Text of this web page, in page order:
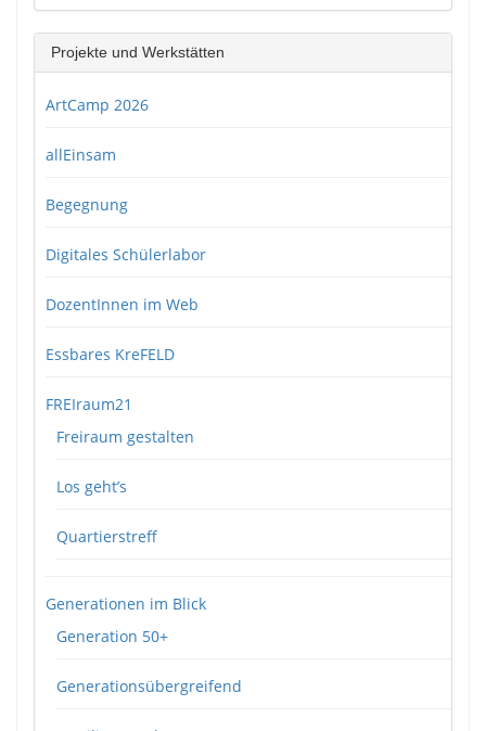
Projekte und Werkstätten
ArtCamp 2026
allEinsam
Begegnung
Digitales Schülerlabor
DozentInnen im Web
Essbares KreFELD
FREIraum21
Freiraum gestalten
Los geht’s
Quartierstreff
Generationen im Blick
Generation 50+
Generationsübergreifend